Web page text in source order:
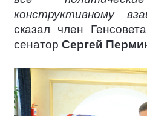
конструктивному
сказал член
сенатор Сергей